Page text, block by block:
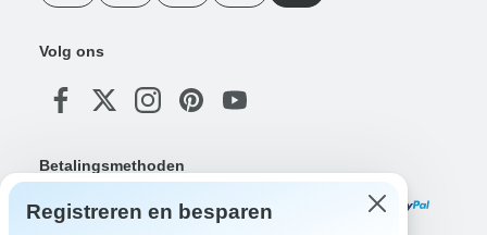
Volg ons
Betalingsmethoden
Registreren en besparen